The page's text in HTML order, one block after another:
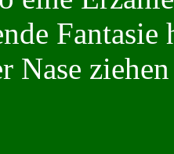
Nase